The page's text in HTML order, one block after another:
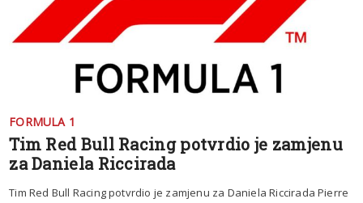
FORMULA 1
Tim Red Bull Racing potvrdio je zamjenu
za Daniela Riccirada
Tim Red Bull Racing potvrdio je zamjenu za Daniela Riccirada Pierre